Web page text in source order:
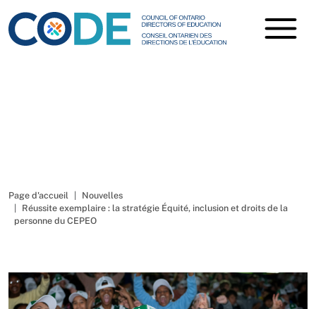
Page d'accueil
Nouvelles
Réussite exemplaire : la stratégie Équité, inclusion et droits de la
personne du CEPEO